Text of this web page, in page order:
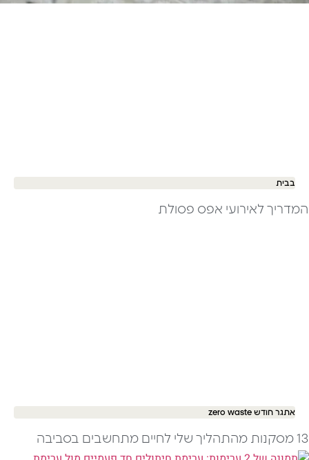
בבית
המדריך לאירועי אפס פסולת ​
אתגר חודש zero waste
13 מסקנות מהתהליך שלי לחיים מתחשבים בסביבה